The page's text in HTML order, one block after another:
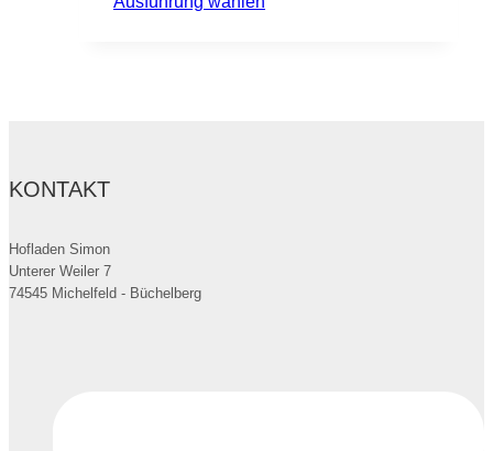
KONTAKT
Hofladen Simon
Unterer Weiler 7
74545 Michelfeld - Büchelberg